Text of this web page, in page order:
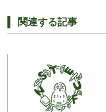
関連する記事